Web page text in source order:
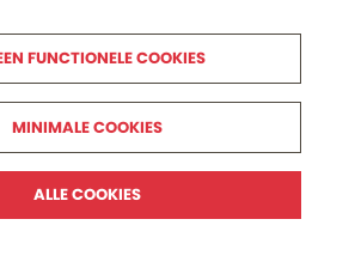
FUNCTIONELE COOKIES
MINIMALE COOKIES
ALLE COOKIES